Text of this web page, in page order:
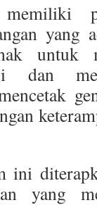
yang
untuk
dan
ini
yang